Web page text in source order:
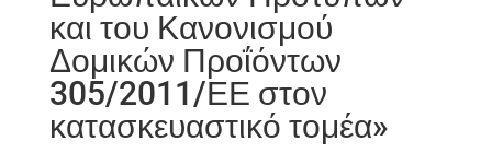
και του Κανονισμού
Δομικών Προΐόντων
305/2011/ΕΕ στον
κατασκευαστικό τομέα»